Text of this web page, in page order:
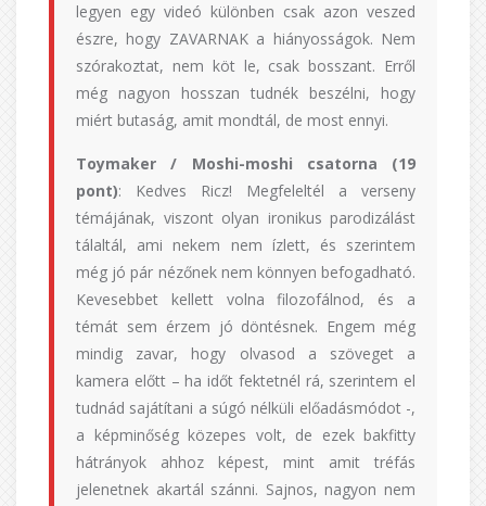
legyen egy videó különben csak azon veszed
észre, hogy ZAVARNAK a hiányosságok. Nem
szórakoztat, nem köt le, csak bosszant. Erről
még nagyon hosszan tudnék beszélni, hogy
miért butaság, amit mondtál, de most ennyi.
Toymaker / Moshi-moshi csatorna (19
pont): Kedves Ricz! Megfeleltél a verseny
témájának, viszont olyan ironikus parodizálást
tálaltál, ami nekem nem ízlett, és szerintem
még jó pár nézőnek nem könnyen befogadható.
Kevesebbet kellett volna filozofálnod, és a
témát sem érzem jó döntésnek. Engem még
mindig zavar, hogy olvasod a szöveget a
kamera előtt – ha időt fektetnél rá, szerintem el
tudnád sajátítani a súgó nélküli előadásmódot -,
a képminőség közepes volt, de ezek bakfitty
hátrányok ahhoz képest, mint amit tréfás
jelenetnek akartál szánni. Sajnos, nagyon nem